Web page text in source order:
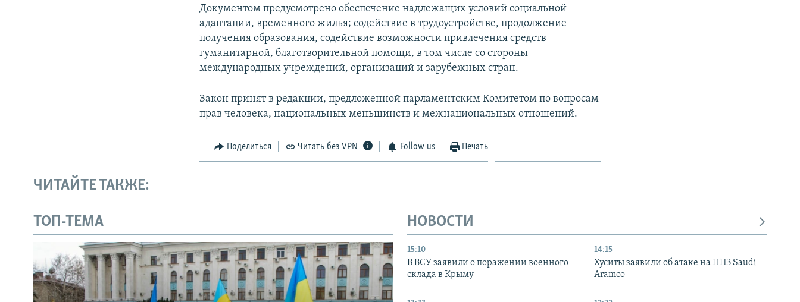
Документом предусмотрено обеспечение надлежащих условий социальной
адаптации, временного жилья; содействие в трудоустройстве, продолжение
получения образования, содействие возможности привлечения средств
гуманитарной, благотворительной помощи, в том числе со стороны
международных учреждений, организаций и зарубежных стран.
Закон принят в редакции, предложенной парламентским Комитетом по вопросам
прав человека, национальных меньшинств и межнациональных отношений.
Поделиться Читать без VPN Follow us Печать
ЧИТАЙТЕ ТАКЖЕ:
ТОП-ТЕМА НОВОСТИ
15:10
В ВСУ заявили о поражении военного
склада в Крыму
14:15
Хуситы заявили об атаке на НПЗ Saudi
Aramco